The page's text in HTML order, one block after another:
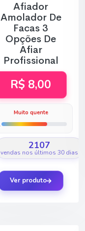
Afiador
Amolador De
Facas 3
Opções De
Afiar
Profissional
R$ 8,00
Muito quente
2107
vendas nos últimos 30 dias
Ver produto